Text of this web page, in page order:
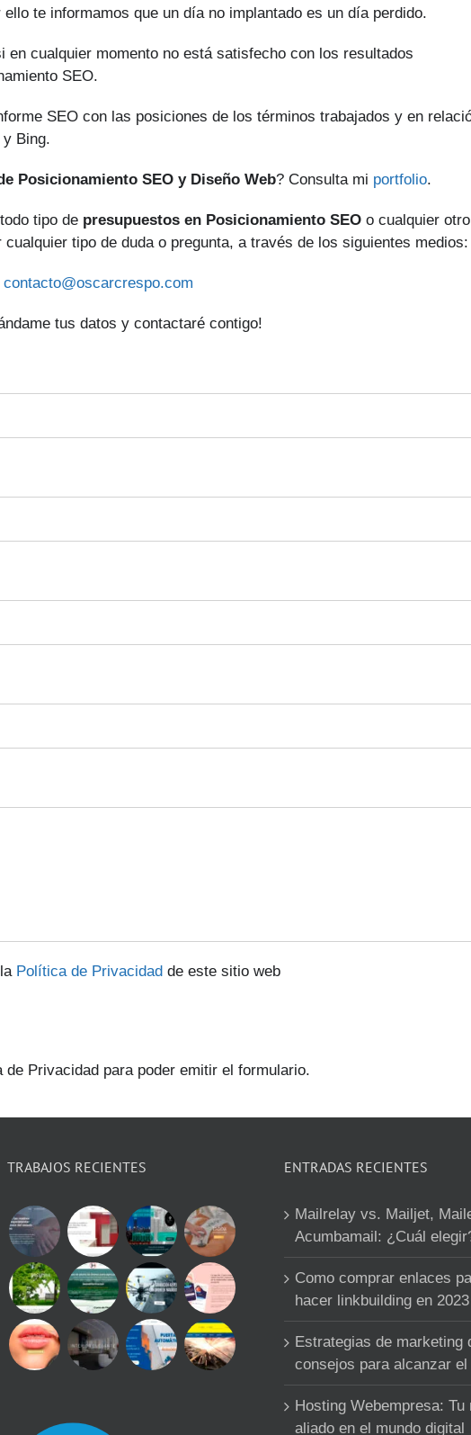
te informamos que un día no implantado es un día perdido.
en cualquier momento no está satisfecho con los resultados
SEO.
SEO con las posiciones de los términos trabajados y en
Bing.
Posicionamiento SEO y Diseño Web? Consulta mi portfolio.
tipo de presupuestos en Posicionamiento SEO o cualquier otro
tipo de duda o pregunta, a través de los siguientes medios:
contacto@oscarcrespo.com
tus datos y contactaré contigo!
Política de Privacidad de este sitio web
Privacidad para poder emitir el formulario.
TRABAJOS RECIENTES ENTRADAS RECIENTES
Mailrelay vs. Mailjet,
Acumbamail: ¿Cuál
Como comprar enlaces
hacer linkbuilding en 2023
Estrategias de marketing
consejos para alcanzar
Hosting Webempresa: Tu
aliado en el mundo digital